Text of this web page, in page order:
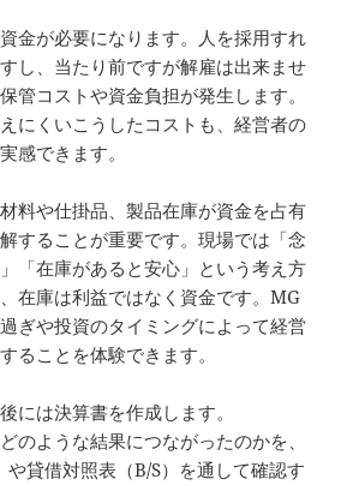
金が必要になります。人を採用すれ
し、当たり前ですが解雇は出来ませ
管コストや資金負担が発生します。
にくいこうしたコストも、経営者の
感できます。
料や仕掛品、製品在庫が資金を占有
することが重要です。現場では「念
「在庫があると安心」という考え方
在庫は利益ではなく資金です。MG
ぎや投資のタイミングによって経営
ることを体験できます。
には決算書を作成します。
のような結果につながったのかを、
や貸借対照表（B/S）を通して確認す